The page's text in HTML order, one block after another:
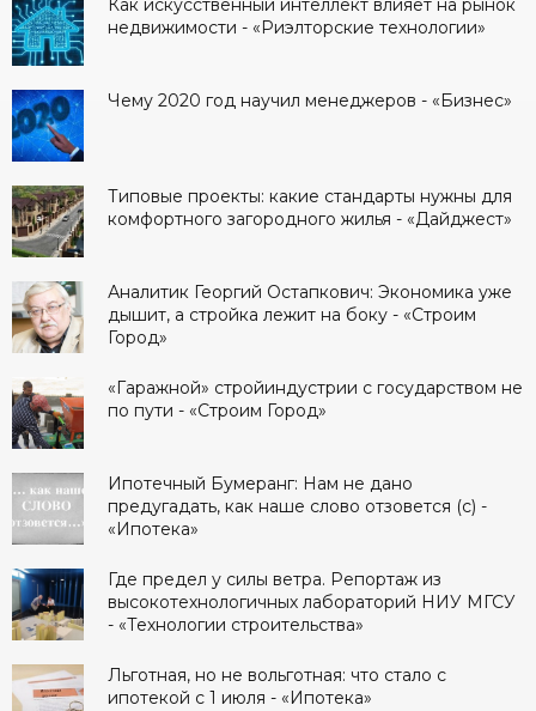
Как искусственный интеллект влияет на рынок
недвижимости - «Риэлторские технологии»
Чему 2020 год научил менеджеров - «Бизнес»
Типовые проекты: какие стандарты нужны для
комфортного загородного жилья - «Дайджест»
Аналитик Георгий Остапкович: Экономика уже
дышит, а стройка лежит на боку - «Строим
Город»
«Гаражной» стройиндустрии с государством не
по пути - «Строим Город»
Ипотечный Бумеранг: Нам не дано
предугадать, как наше слово отзовется (с) -
«Ипотека»
Где предел у силы ветра. Репортаж из
высокотехнологичных лабораторий НИУ МГСУ
- «Технологии строительства»
Льготная, но не вольготная: что стало с
ипотекой с 1 июля - «Ипотека»